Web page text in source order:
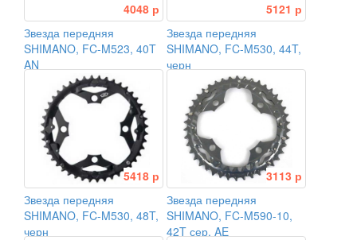
4048 р
Звезда передняя
SHIMANO, FC-M523, 40T
AN
5121 р
Звезда передняя
SHIMANO, FC-M530, 44T,
черн
5418 р
Звезда передняя
SHIMANO, FC-M530, 48T,
черн
3113 р
Звезда передняя
SHIMANO, FC-M590-10,
42T сер. AE